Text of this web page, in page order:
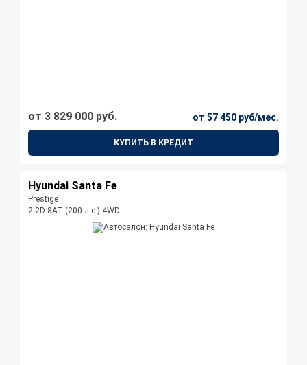
от 3 829 000 руб. от 57 450 руб/мес.
КУПИТЬ В КРЕДИТ
Hyundai Santa Fe
Prestige
2.2D 8АТ (200 л.с.) 4WD